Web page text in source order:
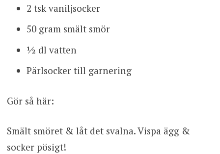
2 tsk vaniljsocker
50 gram smält smör
½ dl vatten
Pärlsocker till garnering
Gör så här:
Smält smöret & låt det svalna. Vispa ägg &
socker pösigt!